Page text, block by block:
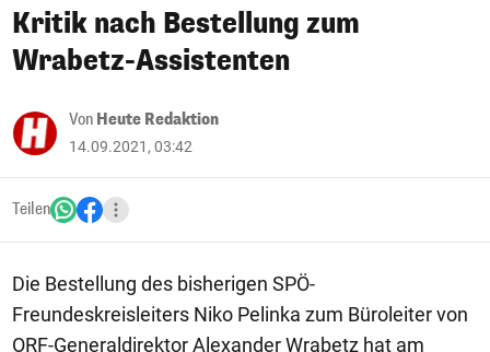
Kritik nach Bestellung zum
Wrabetz-Assistenten
Von Heute Redaktion
14.09.2021, 03:42
Teilen
Die Bestellung des bisherigen SPÖ-
Freundeskreisleiters Niko Pelinka zum Büroleiter von
ORF-Generaldirektor Alexander Wrabetz hat am